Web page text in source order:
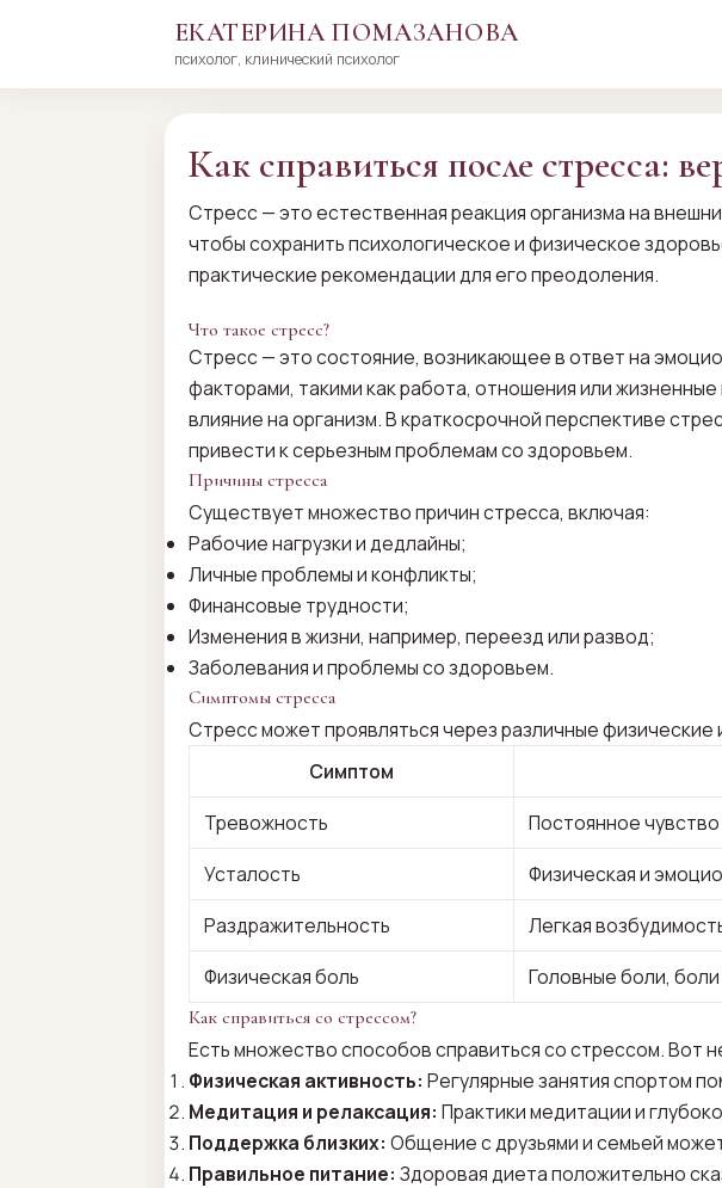
ЕКАТЕРИНА ПОМАЗАНОВА
психолог, клинический психолог
Как справиться после стресса:
Стресс — это естественная реакция организма на
чтобы сохранить психологическое и физическое
практические рекомендации для его преодоления.
Что такое стресс?
Стресс — это состояние, возникающее в ответ на
факторами, такими как работа, отношения или
влияние на организм. В краткосрочной перспективе
привести к серьезным проблемам со здоровьем.
Причины стресса
Существует множество причин стресса, включая:
Рабочие нагрузки и дедлайны;
Личные проблемы и конфликты;
Финансовые трудности;
Изменения в жизни, например, переезд или развод;
Заболевания и проблемы со здоровьем.
Симптомы стресса
Стресс может проявляться через различные физические
Симптом
Тревожность
Постоянное
Усталость
Физическая и
Раздражительность
Легкая
Физическая боль
Головные боли,
Как справиться со стрессом?
Есть множество способов справиться со стрессом. Вот
Физическая активность: Регулярные занятия спортом
Медитация и релаксация: Практики медитации и
Поддержка близких: Общение с друзьями и семьей
Правильное питание: Здоровая диета положительно